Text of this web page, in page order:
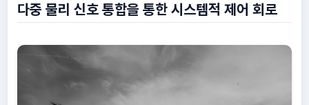
다중 물리 신호 통합을 통한 시스템적 제어 회로